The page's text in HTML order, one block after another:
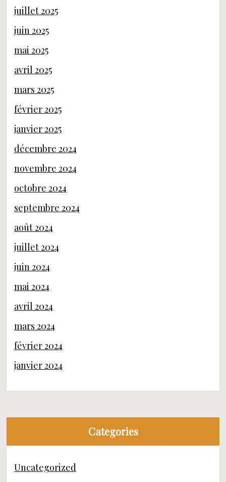
juillet 2025
juin 2025
mai 2025
avril 2025
mars 2025
février 2025
janvier 2025
décembre 2024
novembre 2024
octobre 2024
septembre 2024
août 2024
juillet 2024
juin 2024
mai 2024
avril 2024
mars 2024
février 2024
janvier 2024
Categories
Uncategorized